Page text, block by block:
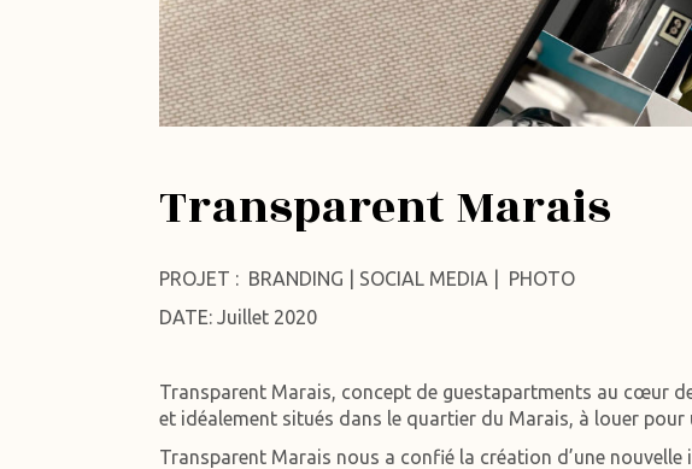
Transparent Marais
PROJET : BRANDING | SOCIAL MEDIA | PHOTO
DATE: Juillet 2020
Transparent Marais, concept de guestapartments au cœur
et idéalement situés dans le quartier du Marais, à louer pour
Transparent Marais nous a confié la création d’une